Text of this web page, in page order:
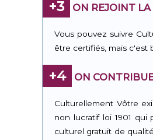
+3 ON REJOINT
Vous pouvez suivre
être certifiés, mais c'est
+4 ON
Culturellement Vôtre
non lucratif loi 1901 qui
culturel gratuit de